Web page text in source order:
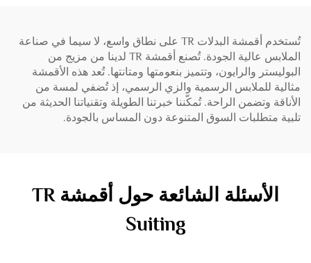
تُستخدم أقمشة البدلات TR على نطاق واسع، لا سيما في صناعة
الملابس عالية الجودة. تُصنع أقمشة TR لدينا من مزيج من
البوليستر والرايون، وتتميز بنعومتها ومتانتها. تُعد هذه الأقمشة
مثالية للملابس الرسمية والزي الرسمي، إذ تُضفي لمسة من
الأناقة وتضمن الراحة. تُمكّننا خبرتنا الطويلة وتقنياتنا الحديثة من
تلبية متطلبات السوق المتنوعة دون المساس بالجودة.
الأسئلة الشائعة حول أقمشة TR
Suiting